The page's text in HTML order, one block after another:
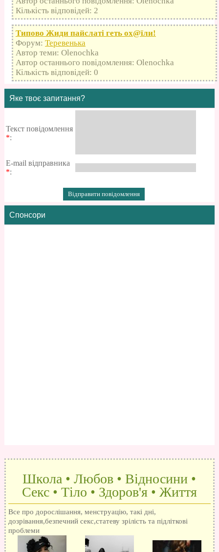
Кількість відповідей: 2
Типово Жиди пайслаті геть оx@їли!
Форум: Теревенька
Автор теми: Olenochka
Автор останнього повідомлення: Olenochka
Кількість відповідей: 0
Яке твоє запитання?
Текст повідомлення
*:
E-mail відправника
*:
Спонсори
Школа • Любов • Відносини •
Секс • Тіло • Здоров'я • Життя
Все про дорослішання, менструацію, такі дні,
дозрівання,безпечний секс,статеву зрілість та підліткові
проблеми